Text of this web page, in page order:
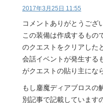
2017年3月25日 11:55
コメントありがとうござ
この装備は作成するもの
のクエストをクリアした
会話イベントが発生する
がクエストの貼り主にな
もし鏖魔ディアブロスの
別記事で記載しています